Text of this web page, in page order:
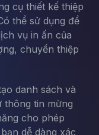
cụ thiết kế thiệp
thể sử dụng để
vụ in ấn của
chuyển thiệp
danh sách và
thông tin mừng
cho phép
dễ dàng xác